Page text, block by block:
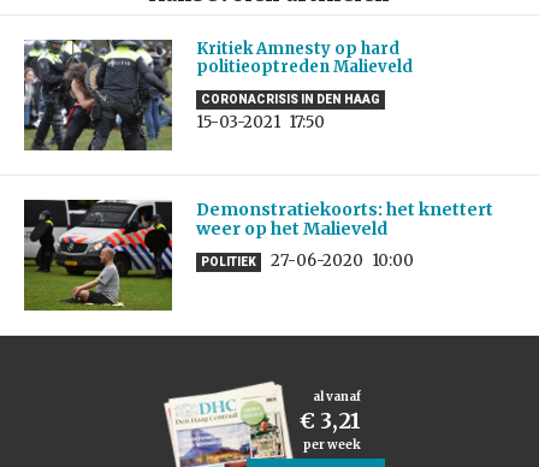
Kritiek Amnesty op hard
politieoptreden Malieveld
CORONACRISIS IN DEN HAAG
15-03-2021 17:50
Demonstratiekoorts: het knettert
weer op het Malieveld
POLITIEK 27-06-2020 10:00
al vanaf
€ 3,21
per week